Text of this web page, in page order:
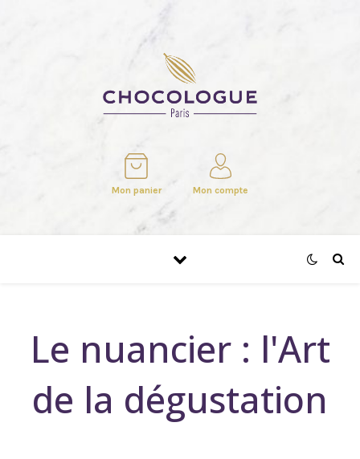
Mon panier Mon compte
Le nuancier : l'Art
de la dégustation